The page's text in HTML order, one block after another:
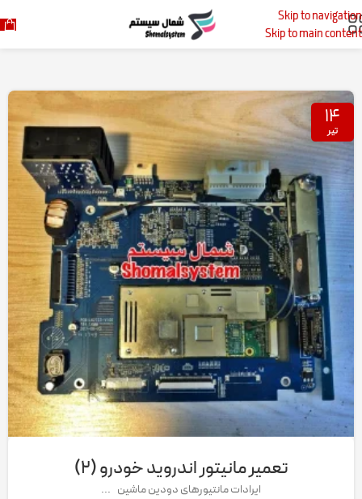
Skip to navigation
Skip to main content
خانه پست‌های برچسب زده شده "مانیتور بنز"
۱۴
تیر
تعمیر مانیتور اندروید خودرو (۲)
ایرادات مانتیورهای دودین ماشین ...